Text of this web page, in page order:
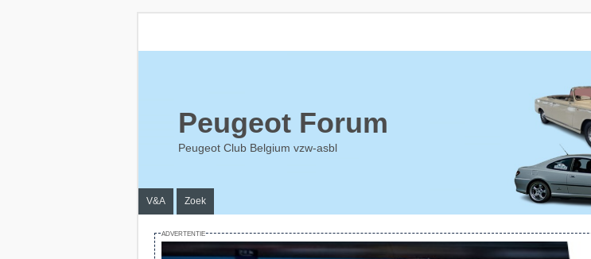
Peugeot Forum
Peugeot Club Belgium vzw-asbl
V&A Zoek
ADVERTENTIE